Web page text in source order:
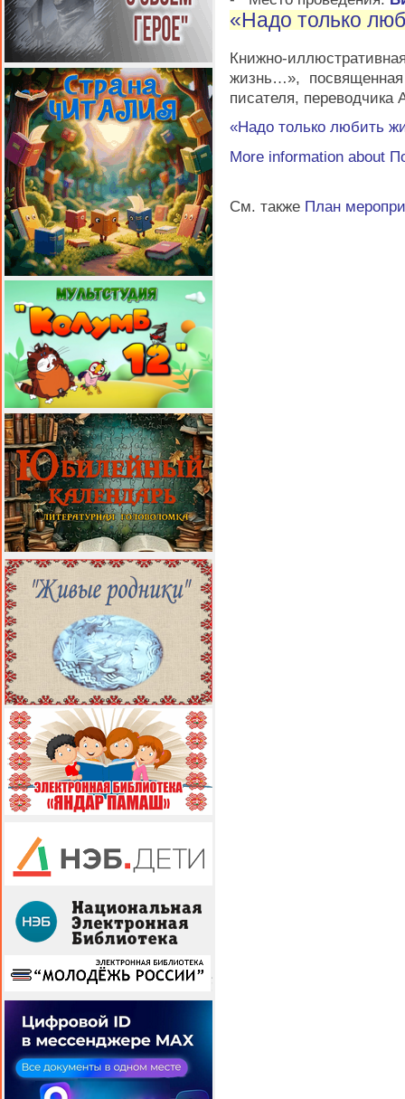
«Надо только
Книжно-
жизнь…»,
писателя, переводчика
«Надо только любить
More information about
См. также План